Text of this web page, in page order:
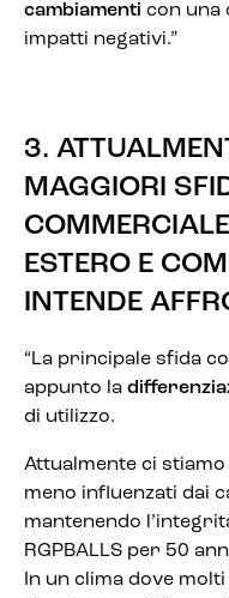
cambiamenti con una
impatti negativi.”
3.
MAGGIORI
ESTERO E
INTENDE
“La principale sfida
appunto la
di utilizzo.
Attualmente ci
meno influenzati dai
mantenendo
RGPBALLS per 50
In un clima dove